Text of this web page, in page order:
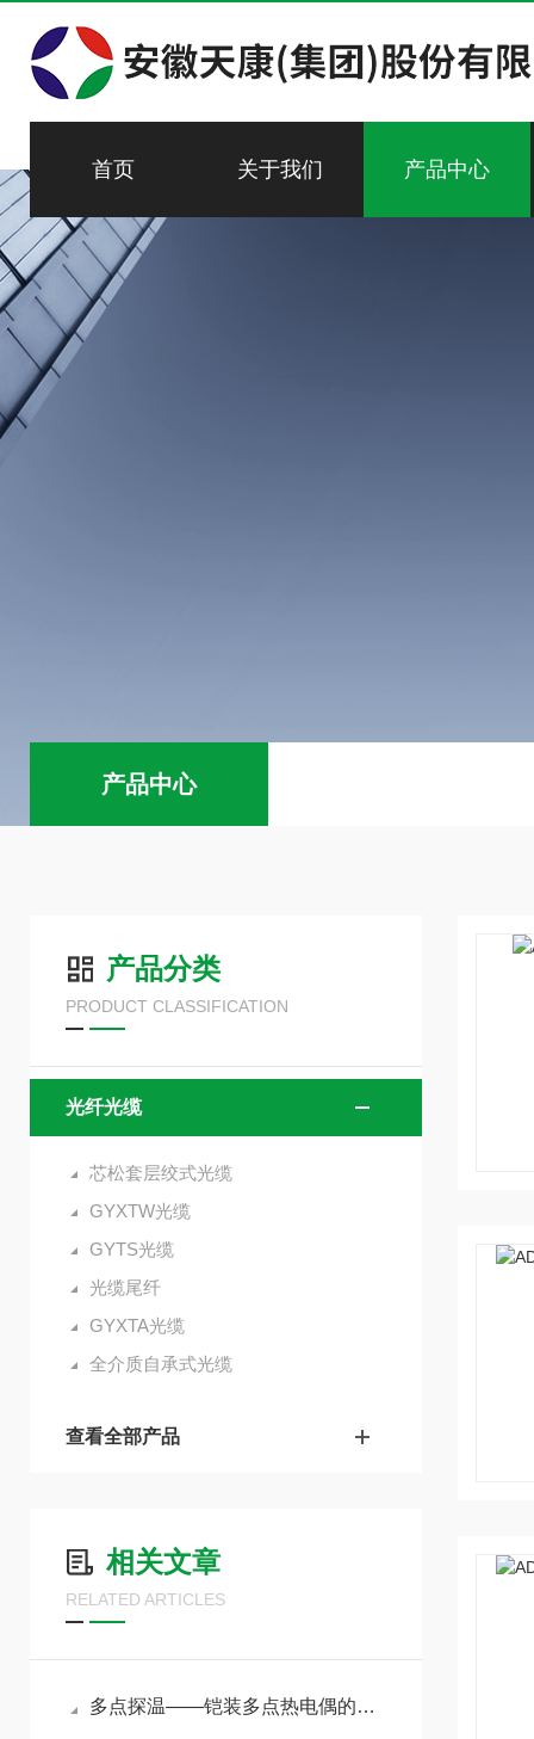
首页 关于我们 产品中心
产品中心
产品分类
PRODUCT CLASSIFICATION
光纤光缆
芯松套层绞式光缆
GYXTW光缆
GYTS光缆
光缆尾纤
GYXTA光缆
全介质自承式光缆
查看全部产品
相关文章
RELATED ARTICLES
多点探温——铠装多点热电偶的原理与选型指南